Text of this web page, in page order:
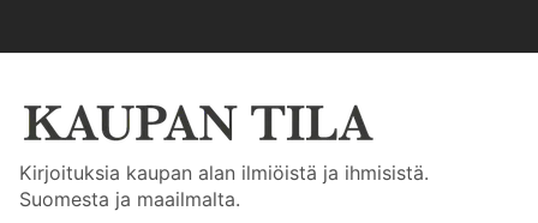
Kirjoituksia kaupan alan ilmiöistä ja ihmisistä.
Suomesta ja maailmalta.